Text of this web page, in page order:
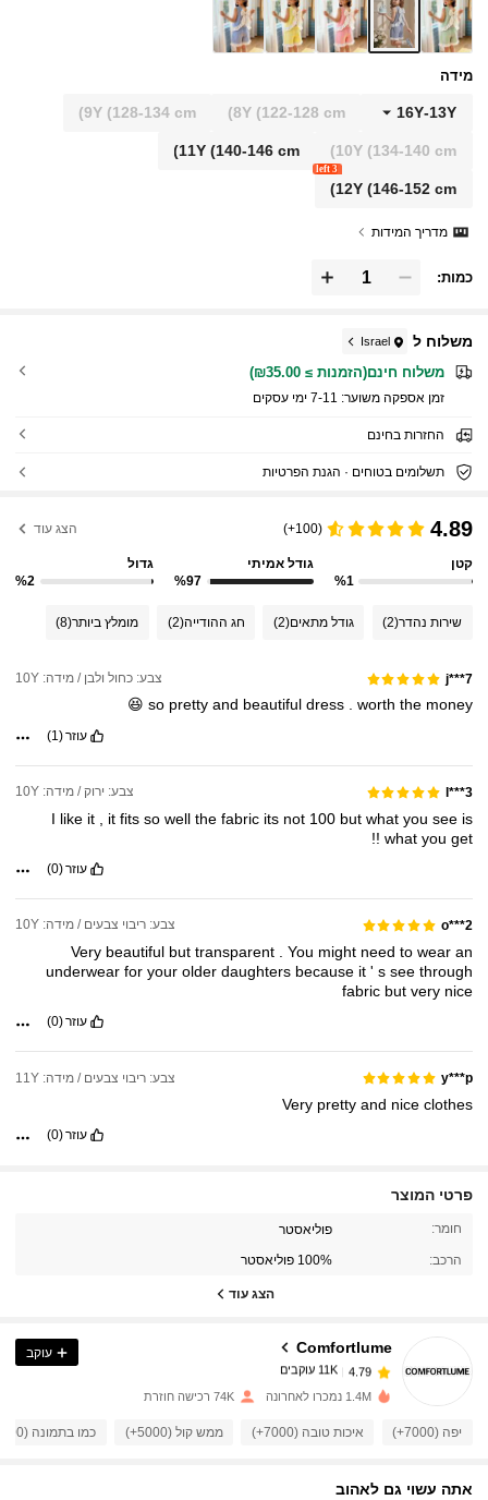
מידה
13Y
-
16Y
8Y(122-128 cm)
9Y(128-134 cm)
10Y (134-140 cm)
11Y(140-146 cm)
12Y (146-152 cm)
3 left
מדריך המידות
כמות:
משלוח ל Israel
משלוח חינם(הזמנות ≥ ₪35.00)
זמן אספקה ​​משוער: 7-11 ימי עסקים
החזרות בחינם
תשלומים בטוחים · הגנת הפרטיות
4.89
(100+) הצג עוד
קטן
%1
גודל אמיתי
%97
גדול
%2
שירות נהדר(2) גודל מתאים(2) חג ההודייה(2) מומלץ ביותר(8)
j***7 צבע: כחול ולבן / מידה: 10Y
so pretty and beautiful dress . worth the money
😆
עוזר(1)
l***3 צבע: ירוק / מידה: 10Y
I like it it fits so well the fabric its not 100 but what you see is
what you get
!!
עוזר(0)
o***2 צבע: ריבוי צבעים / מידה: 10Y
Very beautiful but transparent You might need to wear an
underwear for your older daughters because it ' s see through
fabric but very nice
עוזר(0)
y***p צבע: ריבוי צבעים / מידה: 11Y
Very pretty and nice clothes
עוזר(0)
פרטי המוצר
חומר: פוליאסטר
הרכב: 100% פוליאסטר
הצג עוד
Comfortlume
11K עוקבים
s***s שילםלפני יום אחד
4.79
4.79 11K עוקבים
עוקב
1.4M נמכרו לאחרונה 74K רכישה חוזרת
יפה (7000+) איכות טובה (7000+) ממש קול (5000+) כמו בתמונה (3000+)
אתה עשוי גם לאהוב